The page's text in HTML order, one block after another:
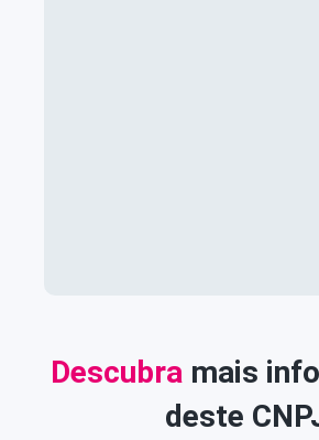
Descubra mais
deste